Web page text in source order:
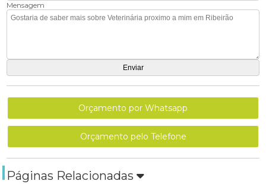
Mensagem
Orçamento por Whatsapp
Orçamento pelo Telefone
Páginas Relacionadas